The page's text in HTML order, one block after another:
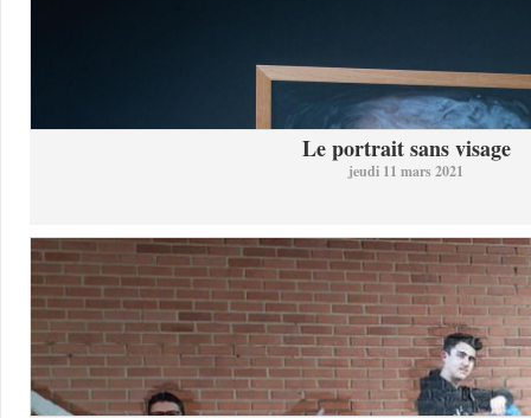
Le portrait sans visage
jeudi 11 mars 2021